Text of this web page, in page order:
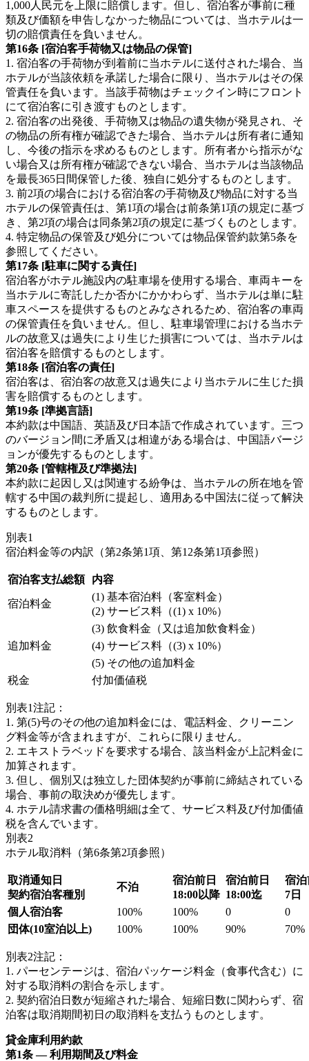
1,000人民元を上限に賠償します。但し、宿泊客が事前に種
類及び価額を申告しなかった物品については、当ホテルは一
切の賠償責任を負いません。
第16条 [宿泊客手荷物又は物品の保管]
1. 宿泊客の手荷物が到着前に当ホテルに送付された場合、当
ホテルが当該依頼を承諾した場合に限り、当ホテルはその保
管責任を負います。当該手荷物はチェックイン時にフロント
にて宿泊客に引き渡すものとします。
2. 宿泊客の出発後、手荷物又は物品の遺失物が発見され、そ
の物品の所有権が確認できた場合、当ホテルは所有者に通知
し、今後の指示を求めるものとします。所有者から指示がな
い場合又は所有権が確認できない場合、当ホテルは当該物品
を最長365日間保管した後、独自に処分するものとします。
3. 前2項の場合における宿泊客の手荷物及び物品に対する当
ホテルの保管責任は、第1項の場合は前条第1項の規定に基づ
き、第2項の場合は同条第2項の規定に基づくものとします。
4. 特定物品の保管及び処分については物品保管約款第5条を
参照してください。
第17条 [駐車に関する責任]
宿泊客がホテル施設内の駐車場を使用する場合、車両キーを
当ホテルに寄託したか否かにかかわらず、当ホテルは単に駐
車スペースを提供するものとみなされるため、宿泊客の車両
の保管責任を負いません。但し、駐車場管理における当ホテ
ルの故意又は過失により生じた損害については、当ホテルは
宿泊客を賠償するものとします。
第18条 [宿泊客の責任]
宿泊客は、宿泊客の故意又は過失により当ホテルに生じた損
害を賠償するものとします。
第19条 [準拠言語]
本約款は中国語、英語及び日本語で作成されています。三つ
のバージョン間に矛盾又は相違がある場合は、中国語バージ
ョンが優先するものとします。
第20条 [管轄権及び準拠法]
本約款に起因し又は関連する紛争は、当ホテルの所在地を管
轄する中国の裁判所に提起し、適用ある中国法に従って解決
するものとします。
別表1
宿泊料金等の内訳（第2条第1項、第12条第1項参照）
宿泊客支払総額 内容
宿泊料金
(1) 基本宿泊料（客室料金）
(2) サービス料（(1) x 10%）
追加料金
(3) 飲食料金（又は追加飲食料金）
(4) サービス料（(3) x 10%）
(5) その他の追加料金
税金
付加価値税
別表1注記：
1. 第(5)号のその他の追加料金には、電話料金、クリーニン
グ料金等が含まれますが、これらに限りません。
2. エキストラベッドを要求する場合、該当料金が上記料金に
加算されます。
3. 但し、個別又は独立した団体契約が事前に締結されている
場合、事前の取決めが優先します。
4. ホテル請求書の価格明細は全て、サービス料及び付加価値
税を含んでいます。
別表2
ホテル取消料（第6条第2項参照）
取消通知日
契約宿泊客種別
不泊
宿泊前日
18:00以降
宿泊前日
18:00迄
宿泊
7日
個人宿泊客
100% 100% 0
0
団体(10室泊以上)
100% 100% 90% 70%
別表2注記：
1. パーセンテージは、宿泊パッケージ料金（食事代含む）に
対する取消料の割合を示します。
2. 契約宿泊日数が短縮された場合、短縮日数に関わらず、宿
泊客は取消期間初日の取消料を支払うものとします。
貸金庫利用約款
第1条 — 利用期間及び料金